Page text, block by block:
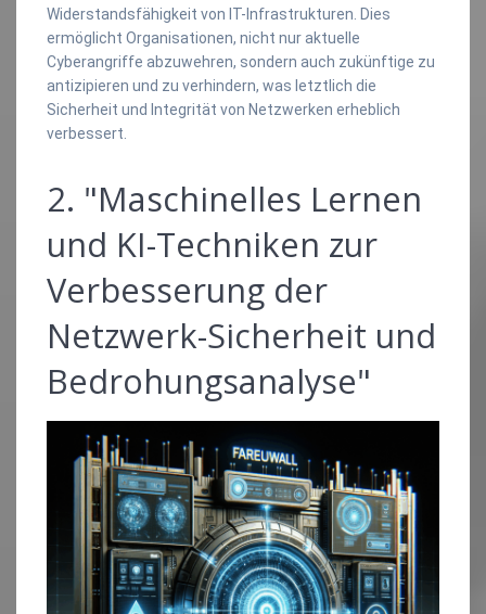
Widerstandsfähigkeit von IT-Infrastrukturen. Dies
ermöglicht Organisationen, nicht nur aktuelle
Cyberangriffe abzuwehren, sondern auch zukünftige zu
antizipieren und zu verhindern, was letztlich die
Sicherheit und Integrität von Netzwerken erheblich
verbessert.
2. "Maschinelles Lernen
und KI-Techniken zur
Verbesserung der
Netzwerk-Sicherheit und
Bedrohungsanalyse"